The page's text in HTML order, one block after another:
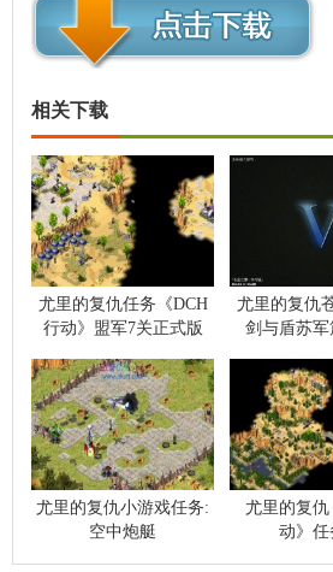
相关下载
尤里的复仇任务《DCH
行动》盟军7关正式版
尤里的复仇
剑与盾苏
尤里的复仇小游戏任务:
空中炮艇
尤里的复
动》任